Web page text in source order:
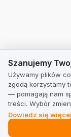
Szanujemy
Używamy plików
zgodą korzystamy
— pomagają nam
treści. Wybór
Dowiedz się